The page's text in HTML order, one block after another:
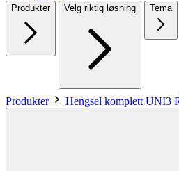
Produkter Velg riktig løsning Tema
Produkter Hengsel komplett UNI3